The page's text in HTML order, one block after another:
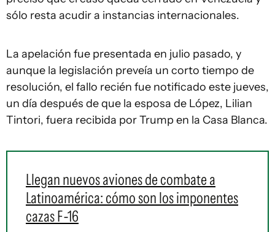
sólo resta acudir a instancias internacionales.
La apelación fue presentada en julio pasado, y
aunque la legislación preveía un corto tiempo de
resolución, el fallo recién fue notificado este jueves,
un día después de que la esposa de López, Lilian
Tintori, fuera recibida por Trump en la Casa Blanca.
Llegan nuevos aviones de combate a
Latinoamérica: cómo son los imponentes
cazas F-16